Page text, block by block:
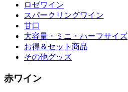
ロゼワイン
スパークリングワイン
甘口
大容量・ミニ・ハーフサイズ
お得＆セット商品
その他グッズ
赤ワイン